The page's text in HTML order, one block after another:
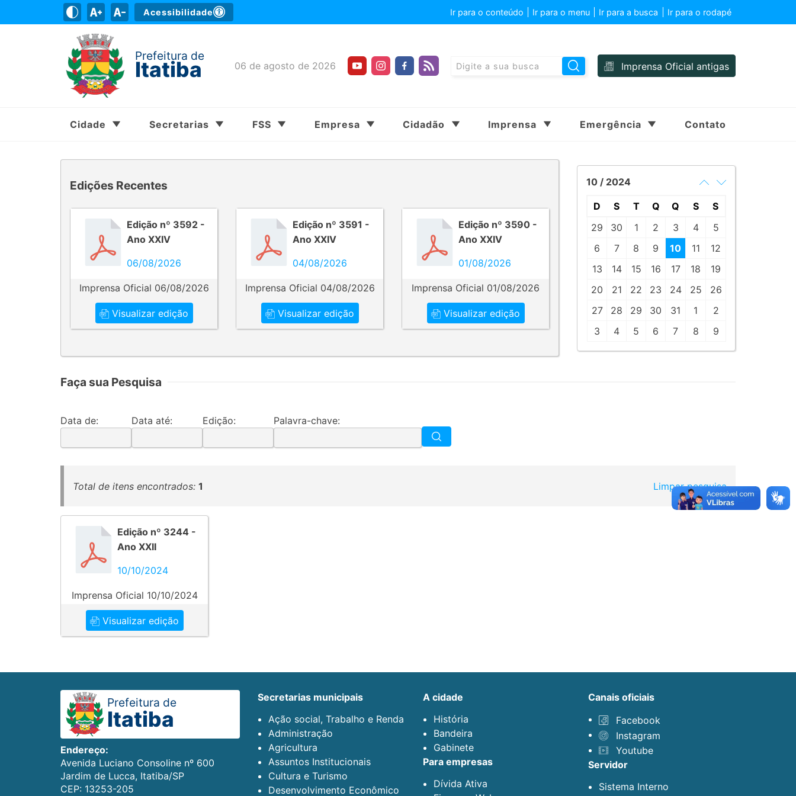
Acessibilidade Ir para o conteúdo Ir para o menu Ir para a busca Ir para o rodapé
Prefeitura de
Itatiba 06 de agosto de 2026 Imprensa Oficial antigas
Cidade Secretarias FSS Empresa Cidadão Imprensa Emergência Contato
Edições Recentes
Edição nº 3592 -
Ano XXIV
06/08/2026
Imprensa Oficial 06/08/2026
Visualizar edição
Edição nº 3591 -
Ano XXIV
04/08/2026
Imprensa Oficial 04/08/2026
Visualizar edição
Edição nº 3590 -
Ano XXIV
01/08/2026
Imprensa Oficial 01/08/2026
Visualizar edição
10 / 2024
D S T Q Q S
S
29
30 1 2 3 4
5
6
7 8 9 10 11
12
13
14 15 16 17 18
19
20
21 22 23 24 25
26
27
28 29 30 31 1
2
3
4 5 6 7 8 9
Faça sua Pesquisa
Data de: Data até: Edição: Palavra-chave:
Total de itens encontrados: 1 Limpar pesquisa
Edição nº 3244 -
Ano XXII
10/10/2024
Imprensa Oficial 10/10/2024
Visualizar edição
Prefeitura de
Itatiba
Endereço:
Avenida Luciano Consoline nº 600
Jardim de Lucca, Itatiba/SP
CEP: 13253-205
secretarias municipais
Ação social, Trabalho e Renda
Administração
Agricultura
Assuntos Institucionais
Cultura e Turismo
Desenvolvimento Econômico
a cidade
História
Bandeira
Gabinete
para empresas
Dívida Ativa
canais oficiais
Facebook
Instagram
Youtube
servidor
Sistema Interno